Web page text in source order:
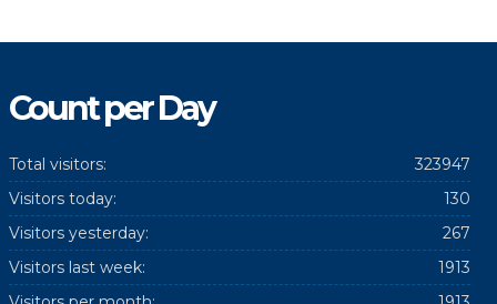
Count per Day
323947
Total visitors:
130
Visitors today:
267
Visitors yesterday:
1913
Visitors last week: